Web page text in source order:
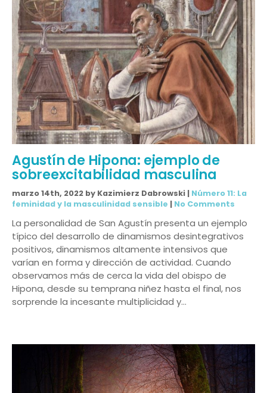
Agustín de Hipona: ejemplo de
sobreexcitabilidad masculina
marzo 14th, 2022 by Kazimierz Dabrowski | Número 11: La
feminidad y la masculinidad sensible | No Comments
La personalidad de San Agustín presenta un ejemplo
típico del desarrollo de dinamismos desintegrativos
positivos, dinamismos altamente intensivos que
varían en forma y dirección de actividad. Cuando
observamos más de cerca la vida del obispo de
Hipona, desde su temprana niñez hasta el final, nos
sorprende la incesante multiplicidad y…